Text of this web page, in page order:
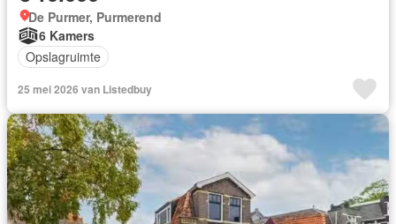
De Purmer, Purmerend
6 Kamers
Opslagruimte
25 mei 2026 van Listedbuy